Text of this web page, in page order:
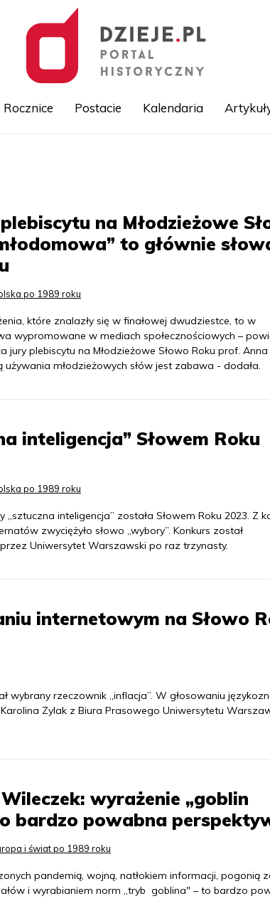
Rocznice Postacie Kalendaria
na Młodzieżowe
to głównie
po 1989 roku
które znalazły się w finałowej dwudziestce, to w
wypromowane w mediach społecznościowych –
jury plebiscytu na Młodzieżowe Słowo Roku prof. Anna
używania młodzieżowych słów jest zabawa - dodała.
inteligencja” Słowem Roku
po 1989 roku
„sztuczna inteligencja” została Słowem Roku 2023. Z
zwyciężyło słowo „wybory”. Konkurs został
Uniwersytet Warszawski po raz trzynasty.
internetowym na Słowo
wybrany rzeczownik „inflacja”. W głosowaniu
Zylak z Biura Prasowego Uniwersytetu
wyrażenie „goblin
bardzo powabna
i świat po 1989 roku
pandemią, wojną, natłokiem informacji, pogonią
i wyrabianiem norm „tryb goblina" – to bardzo